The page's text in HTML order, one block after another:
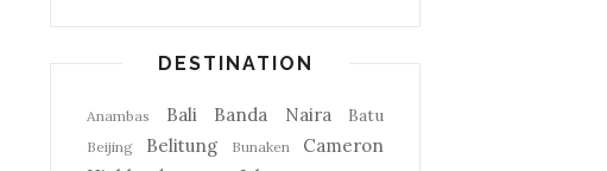
DESTINATION
Anambas Bali Banda Naira Batu
Beijing Belitung Bunaken
Cameron